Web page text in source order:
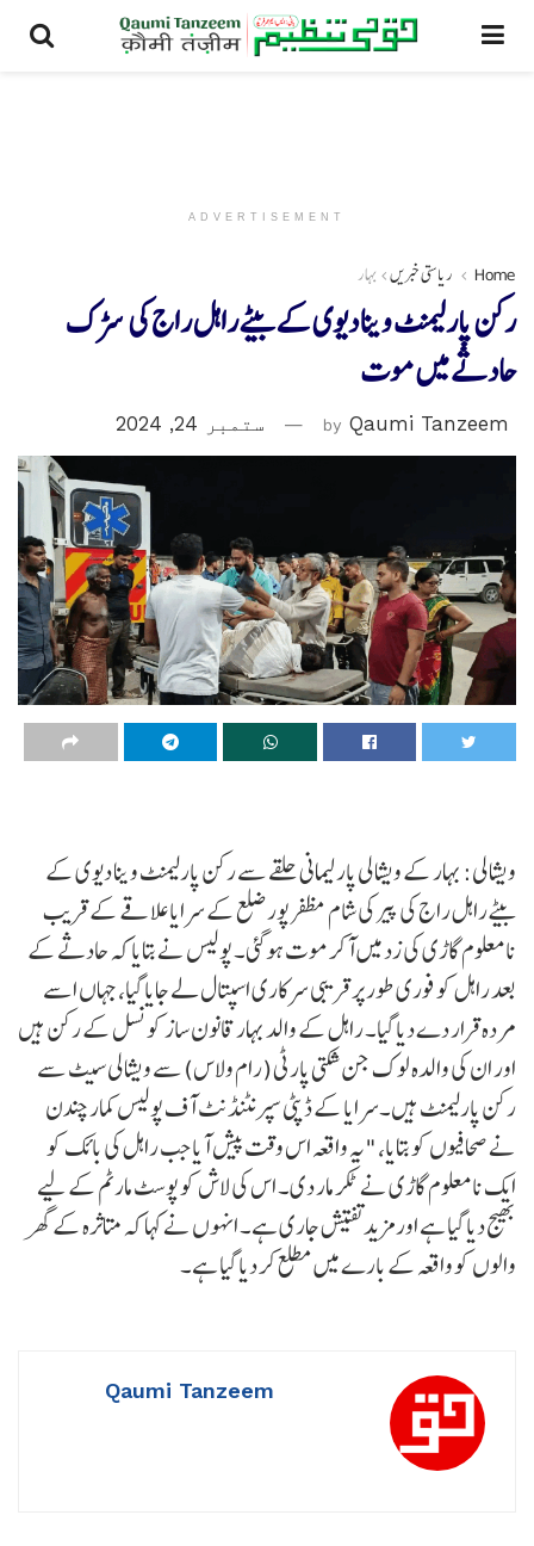
ADVERTISEMENT
Home ریاستی خبریں بہار
رکن پارلیمنٹ وینا دیوی کے بیٹے راہل راج کی سڑک
حادثے میں موت
by Qaumi Tanzeem ستمبر 24, 2024
ویشالی: بہار کے ویشالی پارلیمانی حلقے سے رکن پارلیمنٹ وینا دیوی کے
بیٹے راہل راج کی پیر کی شام مظفر پور ضلع کے سرایا علاقے کے قریب
نامعلوم گاڑی کی زد میں آکر موت ہوگئی۔ پولیس نے بتایا کہ حادثے کے
بعد راہل کو فوری طور پر قریبی سرکاری اسپتال لے جایا گیا، جہاں اسے
مردہ قرار دے دیا گیا۔ راہل کے والد بہار قانون ساز کونسل کے رکن ہیں
اور ان کی والدہ لوک جن شکتی پارٹی (رام ولاس) سے ویشالی سیٹ سے
رکن پارلیمنٹ ہیں۔سرایا کے ڈپٹی سپرنٹنڈنٹ آف پولیس کمار چندن
نے صحافیوں کو بتایا، "یہ واقعہ اس وقت پیش آیا جب راہل کی بائک کو
ایک نامعلوم گاڑی نے ٹکر مار دی۔ اس کی لاش کو پوسٹ مارٹم کے لیے
بھیج دیا گیا ہے اور مزید تفتیش جاری ہے۔ انہوں نے کہا کہ متاثرہ کے گھر
والوں کو واقعہ کے بارے میں مطلع کر دیا گیا ہے۔
Qaumi Tanzeem